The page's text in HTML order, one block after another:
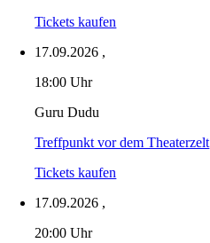
Tickets kaufen
17.09.2026 ,
18:00 Uhr
Guru Dudu
Treffpunkt vor dem Theaterzelt
Tickets kaufen
17.09.2026 ,
20:00 Uhr